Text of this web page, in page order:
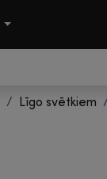
Līgo svētkiem